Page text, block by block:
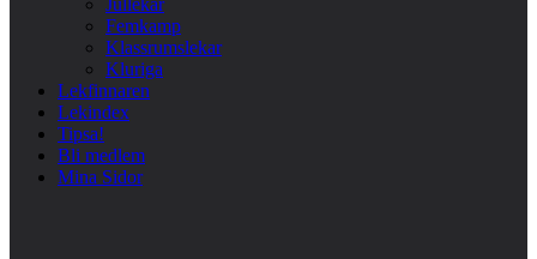
Jullekar
Femkamp
Klassrumslekar
Kluriga
Lekfinnaren
Lekindex
Tipsa!
Bli medlem
Mina Sidor